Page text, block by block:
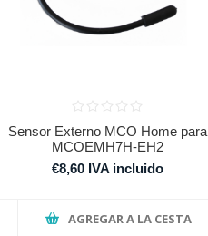
Sensor Externo MCO Home para
MCOEMH7H-EH2
€8,60 IVA incluido
AGREGAR A LA CESTA